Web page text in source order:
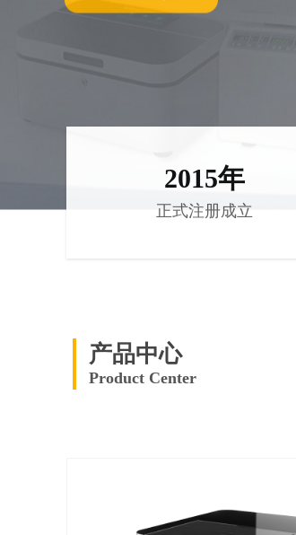
2015年
正式注册成立
产品中心
Product Center